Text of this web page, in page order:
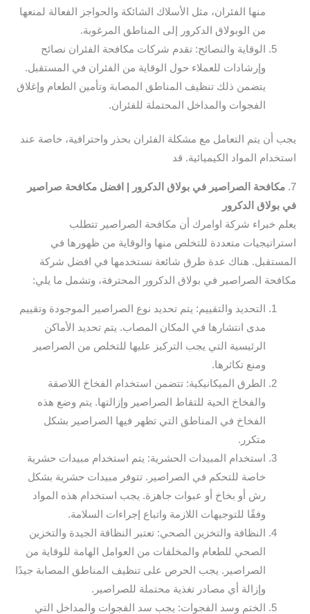
منها الفئران، مثل الأسلاك الشائكة والحواجز الفعالة لمنعها
من الوبولاق الدكرور إلى المناطق المرغوبة.
الوقاية والنصائح: تقدم شركات مكافحة الفئران نصائح
وإرشادات للعملاء حول الوقاية من الفئران في المستقبل.
يتضمن ذلك تنظيف المناطق المصابة وتأمين الطعام وإغلاق
الفجوات والمداخل المحتملة للفئران.
يجب أن يتم التعامل مع مشكلة الفئران بحذر واحترافية، خاصة عند
استخدام المواد الكيميائية. قد
7. مكافحة الصراصير في بولاق الدكرور | افضل مكافحة صراصير
في بولاق الدكرور
يعلم خبراء شركة اوامرك أن مكافحة الصراصير تتطلب
استراتيجيات متعددة للتخلص منها والوقاية من ظهورها في
المستقبل. هناك عدة طرق شائعة نستخدمها في افضل شركة
مكافحة الصراصير في بولاق الدكرور المحترفة، وتشمل ما يلي:
التحديد والتقييم: يتم تحديد نوع الصراصير الموجودة وتقييم
مدى انتشارها في المكان المصاب. يتم تحديد الأماكن
الرئيسية التي يجب التركيز عليها للتخلص من الصراصير
ومنع تكاثرها.
الطرق الميكانيكية: تتضمن استخدام الفخاخ اللاصقة
والفخاخ الحية للتقاط الصراصير وإزالتها. يتم وضع هذه
الفخاخ في المناطق التي تظهر فيها الصراصير بشكل
متكرر.
استخدام المبيدات الحشرية: يتم استخدام مبيدات حشرية
خاصة للتحكم في الصراصير. تتوفر مبيدات حشرية بشكل
رش أو بخاخ أو عبوات جاهزة. يجب استخدام هذه المواد
وفقًا للتوجيهات اللازمة واتباع إجراءات السلامة.
النظافة والتخزين الصحي: تعتبر النظافة الجيدة والتخزين
الصحي للطعام والمخلفات من العوامل الهامة للوقاية من
الصراصير. يجب الحرص على تنظيف المناطق المصابة جيدًا
وإزالة أي مصادر تغذية محتملة للصراصير.
الختم وسد الفجوات: يجب سد الفجوات والمداخل التي